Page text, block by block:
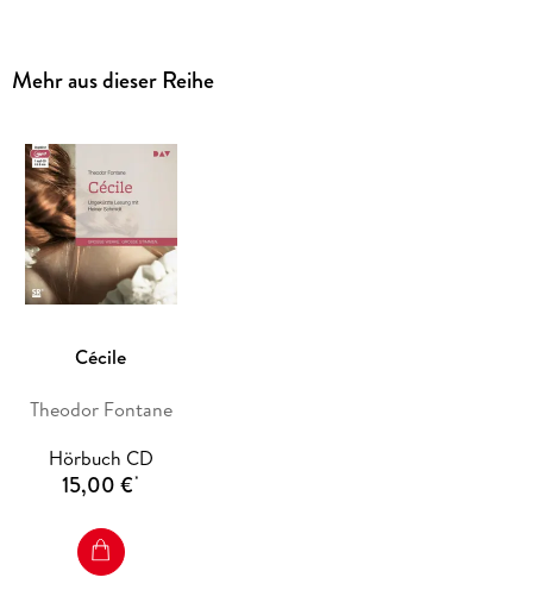
Lesung mit Matthias Fuchs1 mp3-CD ca. 210 min Lesung
Mehr aus dieser Reihe
Cécile
Theodor Fontane
Hörbuch CD
15,00 €*